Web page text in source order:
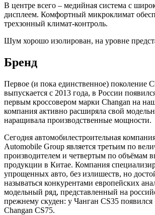
В центре всего – медийная система с
дисплеем. Комфортный микроклимат
трехзонный климат-контроль.
Шум хорошо изолирован, на уровне
Бренд
Первое (и пока единственное) поколение
выпускается с 2013 года, в России
первым кроссовером марки Changan на
компания активно расширяла свой
наращивала производственные мощности.
Сегодня автомобилестроительная
Automobile Group является третьим по
производителем и четвертым по объёмам
продукции в Китае. Компания
упрощенных авто, без излишеств, но
называться конкурентами европейских
модельный ряд, представленный на
прежнему скуден: у Чанган CS35
Changan CS75.